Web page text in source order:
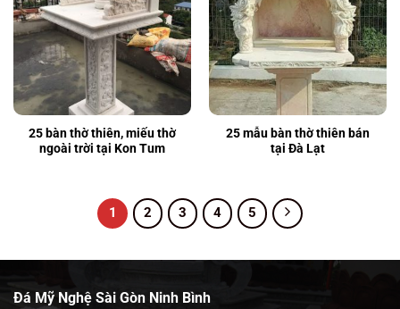
25 bàn thờ thiên, miếu thờ
ngoài trời tại Kon Tum
25 mẫu bàn thờ thiên bán
tại Đà Lạt
1 2 3 4 5
Đá Mỹ Nghệ Sài Gòn Ninh Bình